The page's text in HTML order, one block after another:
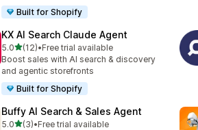
Built for Shopify
KX AI Search Claude Agent
5.0เต็ม 5 ดาว
(12)
ทั้งหมด 12 รีวิว
•Free trial available
Boost sales with AI search & discovery
and agentic storefronts
Built for Shopify
Buffy AI Search & Sales Agent
5.0เต็ม 5 ดาว
(3)•Free trial available